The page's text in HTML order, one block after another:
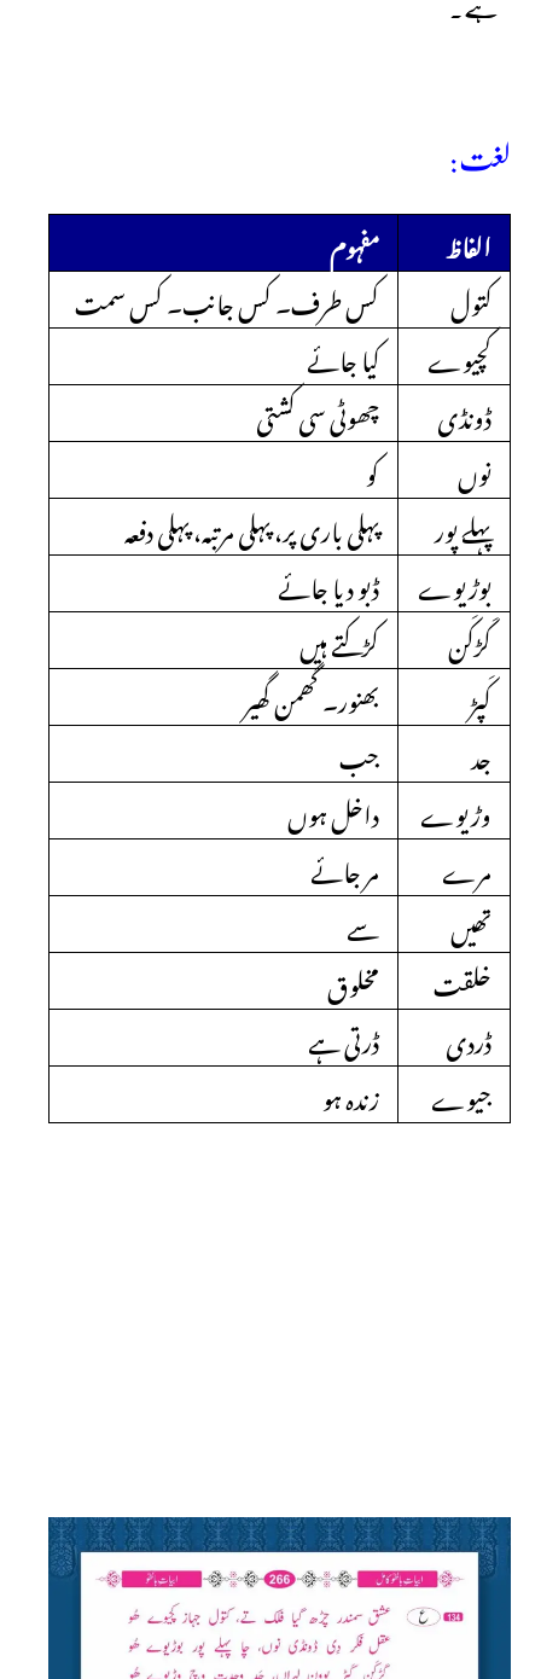
ہے۔
لغت:
الفاظ
مفہوم
کتول
کس طرف۔ کس جانب۔ کس سمت
کچیوے
کیا جائے
ڈونڈی
چھوٹی سی کشتی
نوں
کو
پہلے پور
پہلی باری پر، پہلی مرتبہ، پہلی دفعہ
بوڑیوے
ڈبو دیا جائے
کَڑکَن
کڑکتے ہیں
کَپڑ
بھنور۔ گھمن گھیر
جد
جب
وڑیوے
داخل ہوں
مرے
مر جائے
تھیں
سے
خلقت
مخلوق
ڈردی
ڈرتی ہے
جیوے
زندہ ہو